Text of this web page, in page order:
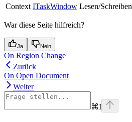
Context ITaskWindow Lesen/Schreiben
War diese Seite hilfreich?
Ja Nein
On Region Change
Zurück
On Open Document
Weiter
⌘I